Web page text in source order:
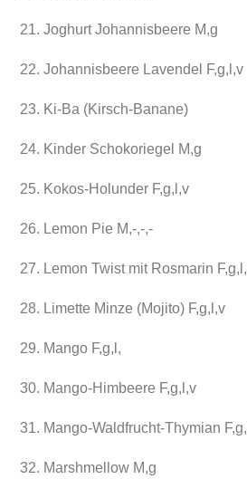
21. Joghurt Johannisbeere M,g
22. Johannisbeere Lavendel F,g,l,v
23. Ki-Ba (Kirsch-Banane)
24. Kinder Schokoriegel M,g
25. Kokos-Holunder F,g,l,v
26. Lemon Pie M,-,-,-
27. Lemon Twist mit Rosmarin
28. Limette Minze (Mojito) F,g,l,v
29. Mango F,g,l,
30. Mango-Himbeere F,g,l,v
31. Mango-Waldfrucht-Thymian
32. Marshmellow M,g